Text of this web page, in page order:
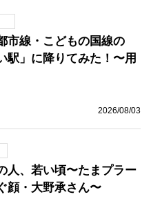
市線・こどもの国線の
駅」に降りてみた！〜用
2026/08/03
人、若い頃〜たまプラー
顔・大野承さん〜